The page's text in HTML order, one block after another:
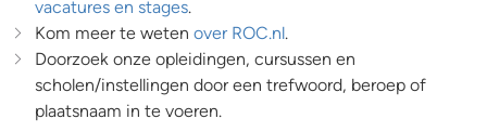
vacatures en stages.
Kom meer te weten over ROC.nl.
Doorzoek onze opleidingen, cursussen en
scholen/instellingen door een trefwoord, beroep of
plaatsnaam in te voeren.